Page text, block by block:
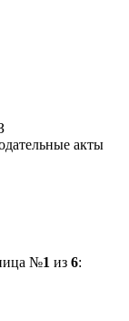
акты
№1 из 6: